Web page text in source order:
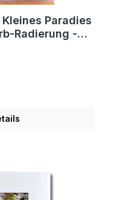
Paradies
Radierung -